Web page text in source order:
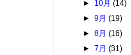
► 10月 (14)
►9月 (19)
►8月 (16)
►7月 (31)